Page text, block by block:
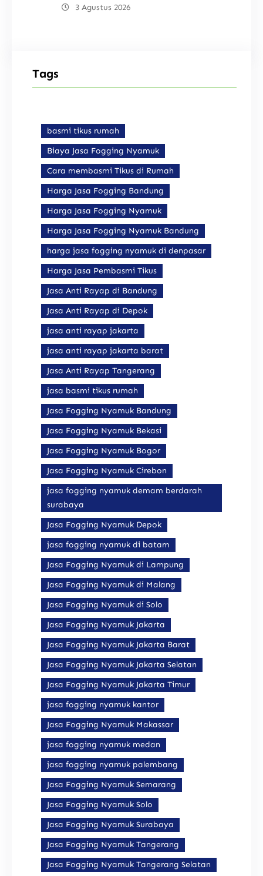
3 Agustus 2026
Tags
basmi tikus rumah
Biaya Jasa Fogging Nyamuk
Cara membasmi Tikus di Rumah
Harga Jasa Fogging Bandung
Harga Jasa Fogging Nyamuk
Harga Jasa Fogging Nyamuk Bandung
harga jasa fogging nyamuk di denpasar
Harga Jasa Pembasmi Tikus
Jasa Anti Rayap di Bandung
Jasa Anti Rayap di Depok
jasa anti rayap jakarta
jasa anti rayap jakarta barat
Jasa Anti Rayap Tangerang
jasa basmi tikus rumah
Jasa Fogging Nyamuk Bandung
Jasa Fogging Nyamuk Bekasi
Jasa Fogging Nyamuk Bogor
Jasa Fogging Nyamuk Cirebon
jasa fogging nyamuk demam berdarah
surabaya
Jasa Fogging Nyamuk Depok
jasa fogging nyamuk di batam
Jasa Fogging Nyamuk di Lampung
Jasa Fogging Nyamuk di Malang
Jasa Fogging Nyamuk di Solo
Jasa Fogging Nyamuk Jakarta
Jasa Fogging Nyamuk Jakarta Barat
Jasa Fogging Nyamuk Jakarta Selatan
Jasa Fogging Nyamuk Jakarta Timur
jasa fogging nyamuk kantor
Jasa Fogging Nyamuk Makassar
jasa fogging nyamuk medan
jasa fogging nyamuk palembang
Jasa Fogging Nyamuk Semarang
Jasa Fogging Nyamuk Solo
Jasa Fogging Nyamuk Surabaya
Jasa Fogging Nyamuk Tangerang
Jasa Fogging Nyamuk Tangerang Selatan